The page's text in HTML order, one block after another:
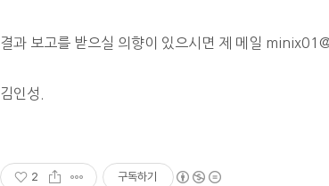
결과 보고를 받으실 의향이 있으시면 제 메일
김인성.
2 구독하기